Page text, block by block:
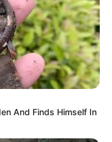
And Finds Himself In